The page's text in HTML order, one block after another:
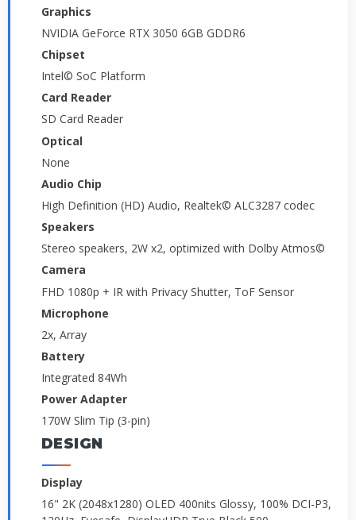
Graphics
NVIDIA GeForce RTX 3050 6GB GDDR6
Chipset
Intel© SoC Platform
Card Reader
SD Card Reader
Optical
None
Audio Chip
High Definition (HD) Audio, Realtek© ALC3287 codec
Speakers
Stereo speakers, 2W x2, optimized with Dolby Atmos©
Camera
FHD 1080p + IR with Privacy Shutter, ToF Sensor
Microphone
2x, Array
Battery
Integrated 84Wh
Power Adapter
170W Slim Tip (3-pin)
DESIGN
Display
16" 2K (2048x1280) OLED 400nits Glossy, 100% DCI-P3,